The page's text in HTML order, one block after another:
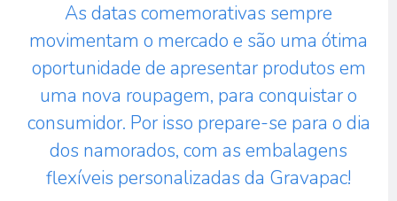
As datas comemorativas sempre
movimentam o mercado e são uma ótima
oportunidade de apresentar produtos em
uma nova roupagem, para conquistar o
consumidor. Por isso prepare-se para o dia
dos namorados, com as embalagens
flexíveis personalizadas da Gravapac!